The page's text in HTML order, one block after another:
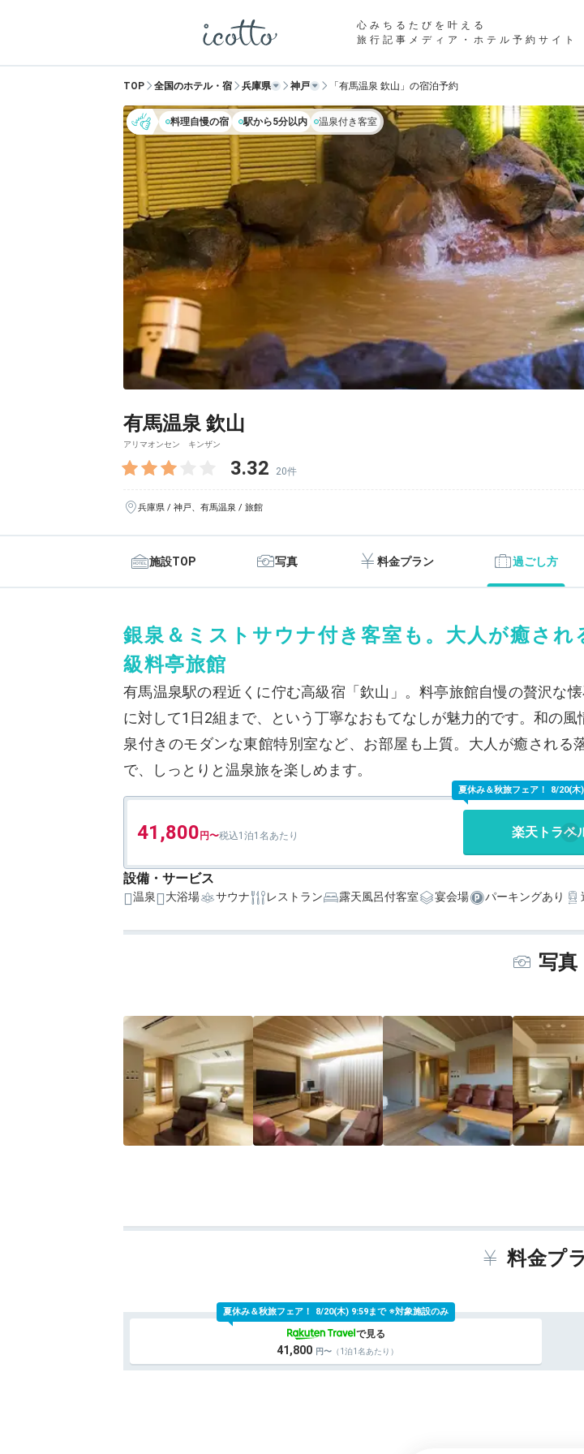
心みちるたびを叶える
旅行記事メディア・ホテル予約サイト
TOP 全国のホテル・宿 兵庫県 神戸 「有馬温泉 欽山」の宿泊予約
料理自慢の宿 駅から5分以内 温泉付き客室
有馬温泉 欽山
アリマオンセン キンザン
3.32 20件
兵庫県 / 神戸、有馬温泉 / 旅館
施設TOP 写真 料金プラン 過ごし方
銀泉＆ミストサウナ付き客室も。大人が癒され
級料亭旅館
有馬温泉駅の程近くに佇む高級宿「欽山」。料亭旅館自慢の贅沢な
に対して1日2組まで、という丁寧なおもてなしが魅力的です。和の風
泉付きのモダンな東館特別室など、お部屋も上質。大人が癒される
で、しっとりと温泉旅を楽しめます。
41,800 1泊1名あたり
夏休み＆秋旅フェア！ 8/20(木
楽天トラベ
設備・サービス
温泉 大浴場 サウナ レストラン 露天風呂付客室 宴会場 パーキングあり
写真
料金プ
41,800 （1泊1名あたり）
夏休み＆秋旅フェア！ 8/20(木) 9:59まで ※対象施設のみ